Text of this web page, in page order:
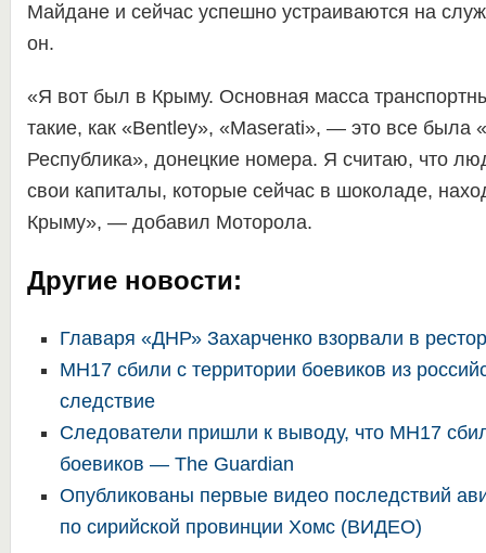
Майдане и сейчас успешно устраиваются на
он.
«Я вот был в Крыму. Основная масса
такие, как «Bentley», «Maserati», — это все была
Республика», донецкие номера. Я считаю, что
свои капиталы, которые сейчас в шоколаде,
Крыму», — добавил Моторола.
Другие новости:
Главаря «ДНР» Захарченко взорвали в
MH17 сбили с территории боевиков из
следствие
Следователи пришли к выводу, что MH17
боевиков — The Guardian
Опубликованы первые видео последствий
по сирийской провинции Хомс (ВИДЕО)